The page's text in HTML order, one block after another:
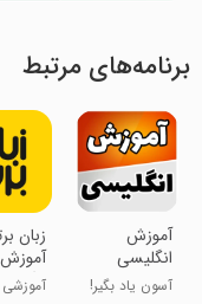
برنامه‌های مرتبط
‏‏آموزش
انگلیسی
آسون یاد بگیر!
‏‏‏زبان
آموزش
انگلیسی
آموزشی